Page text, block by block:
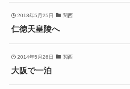
2018年5月25日 関西
仁徳天皇陵へ
2014年5月26日 関西
大阪で一泊